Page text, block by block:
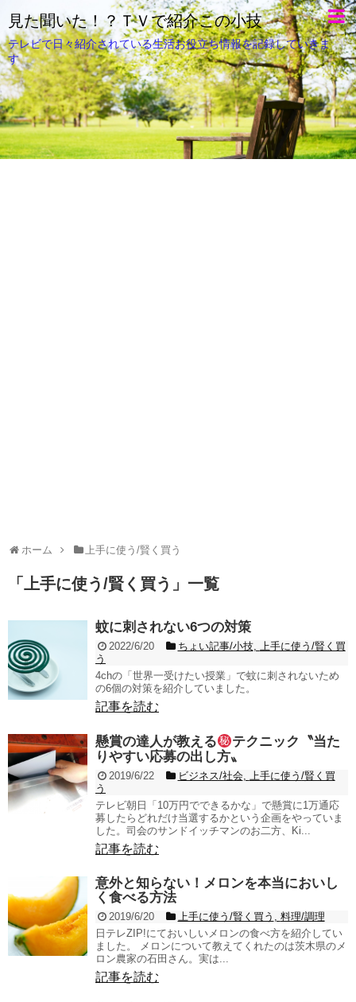
見た聞いた！？ＴＶで紹介この小技
テレビで日々紹介されている生活お役立ち情報を記録していきま
す
ホーム 上手に使う/賢く買う
「 上手に使う/賢く買う 」 一覧
蚊に刺されない6つの対策
2022/6/20 ちょい記事/小技, 上手に使う/賢く買
う
4chの「世界一受けたい授業」で蚊に刺されないため
の6個の対策を紹介していました。
記事を読む
懸賞の達人が教える
テクニック〝当た
りやすい応募の出し方〟
2019/6/22 ビジネス/社会
上手に使う/賢く買
う
テレビ朝日「10万円でできるかな」で懸賞に1万通応
募したらどれだけ当選するかという企画をやっていま
した。司会のサンドイッチマンのお二方、Ki...
記事を読む
意外と知らない！メロンを本当においし
く食べる方法
2019/6/20 上手に使う/賢く買う
料理/調理
日テレZIP!にておいしいメロンの食べ方を紹介してい
ました。 メロンについて教えてくれたのは茨木県のメ
ロン農家の石田さん。実は...
記事を読む